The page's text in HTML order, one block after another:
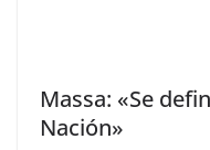
Massa: «Se
Nación»